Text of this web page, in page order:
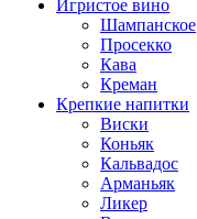
Игристое вино
Шампанское
Просекко
Кава
Креман
Крепкие напитки
Виски
Коньяк
Кальвадос
Арманьяк
Ликер